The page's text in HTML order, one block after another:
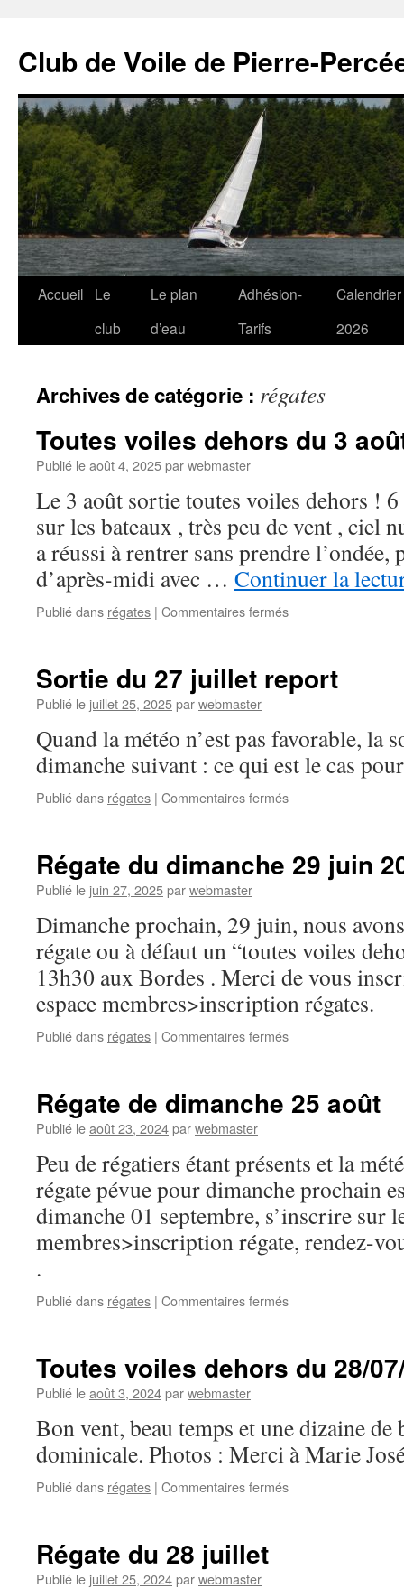
Club de Voile de Pierre-
Aller
Accueil
Le
club
Le plan
d’eau
Adhésion-
Tarifs
Calendrier
2026
Archives de catégorie : régates
Toutes voiles dehors du 3
Publié leaoût 4, 2025parwebmaster
Le 3 août sortie toutes voiles dehors !
sur les bateaux , très peu de vent , ciel
a réussi à rentrer sans prendre l’ondée,
d’après-midi avec … Continuer la
Publié dans régates | Commentaires ferméssur
du
Sortie du 27 juillet report
Publié le juillet 25, 2025parwebmaster
Quand la météo n’est pas favorable, la
dimanche suivant : ce qui est le cas
Publié dans régates | Commentaires ferméssur
juillet
Régate du dimanche 29 juin
Publié le juin 27, 2025parwebmaster
Dimanche prochain, 29 juin, nous
régate ou à défaut un “toutes voiles
13h30 aux Bordes . Merci de vous
espace membres>inscription régates.
Publié dans régates | Commentaires ferméssur
29
Régate de dimanche 25 août
Publié leaoût 23, 2024parwebmaster
Peu de régatiers étant présents et la
régate pévue pour dimanche prochain
dimanche 01 septembre, s’inscrire sur
membres>inscription régate, rendez-
.
Publié dans régates | Commentaires ferméssur
25
Toutes voiles dehors du 28/
Publié leaoût 3, 2024parwebmaster
Bon vent, beau temps et une dizaine de
dominicale. Photos : Merci à Marie
Publié dans régates | Commentaires ferméssur
Régate du 28 juillet
Publié le juillet 25, 2024parwebmaster